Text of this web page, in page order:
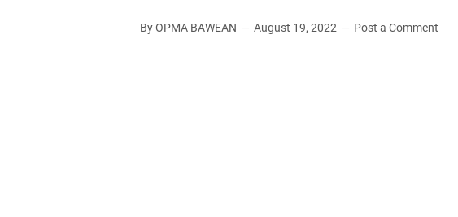
By OPMA BAWEAN August 19, 2022 Post a Comment